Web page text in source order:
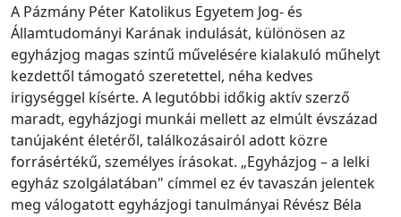
A Pázmány Péter Katolikus Egyetem Jog- és
Államtudományi Karának indulását, különösen az
egyházjog magas szintű művelésére kialakuló műhelyt
kezdettől támogató szeretettel, néha kedves
irigységgel kísérte. A legutóbbi időkig aktív szerző
maradt, egyházjogi munkái mellett az elmúlt évszázad
tanújaként életéről, találkozásairól adott közre
forrásértékű, személyes írásokat. „Egyházjog – a lelki
egyház szolgálatában" címmel ez év tavaszán jelentek
meg válogatott egyházjogi tanulmányai Révész Béla